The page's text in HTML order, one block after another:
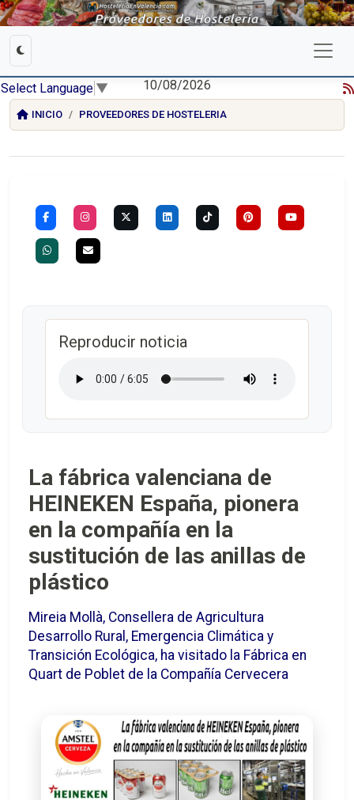
Select Language ▼ 10/08/2026
INICIO PROVEEDORES DE HOSTELERIA
Reproducir noticia
La fábrica valenciana de
HEINEKEN España, pionera
en la compañía en la
sustitución de las anillas de
plástico
Mireia Mollà, Consellera de Agricultura
Desarrollo Rural, Emergencia Climática y
Transición Ecológica, ha visitado la Fábrica en
Quart de Poblet de la Compañía Cervecera